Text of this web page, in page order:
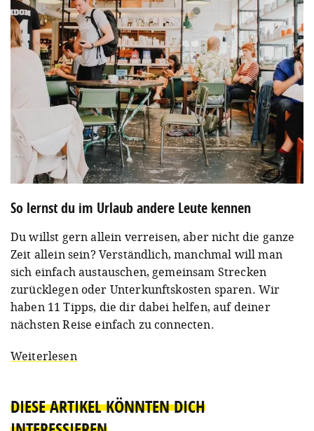
So lernst du im Urlaub andere Leute kennen
Du willst gern allein verreisen, aber nicht die ganze
Zeit allein sein? Verständlich, manchmal will man
sich einfach austauschen, gemeinsam Strecken
zurücklegen oder Unterkunftskosten sparen. Wir
haben 11 Tipps, die dir dabei helfen, auf deiner
nächsten Reise einfach zu connecten.
Weiterlesen
DIESE ARTIKEL KÖNNTEN DICH